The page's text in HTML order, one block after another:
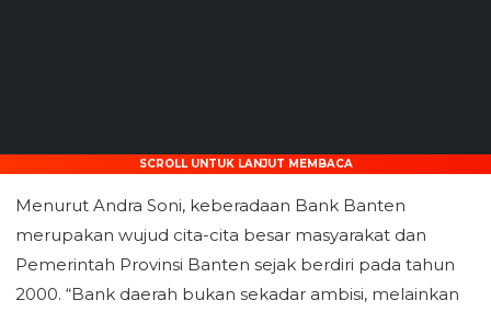
SCROLL UNTUK LANJUT MEMBACA
Menurut Andra Soni, keberadaan Bank Banten
merupakan wujud cita-cita besar masyarakat dan
Pemerintah Provinsi Banten sejak berdiri pada tahun
2000. “Bank daerah bukan sekadar ambisi, melainkan